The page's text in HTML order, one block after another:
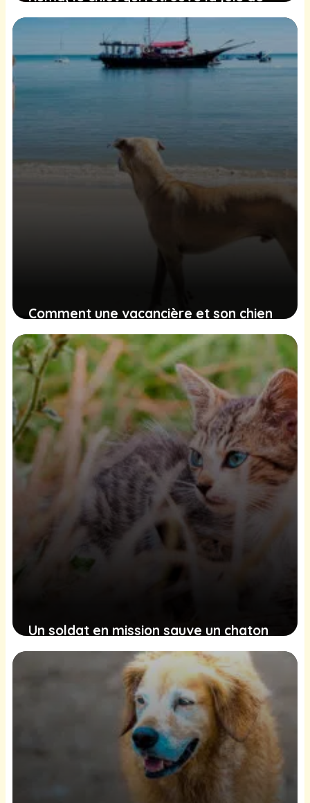
vivre après une réhabilitation réussie
de ses pattes
13 février 2025
Comment une vacancière et son chien
ont formé un trio émouvant avec un
chien errant
11 février 2025
Un soldat en mission sauve un chaton
perdu et se bat pour lui offrir une vie